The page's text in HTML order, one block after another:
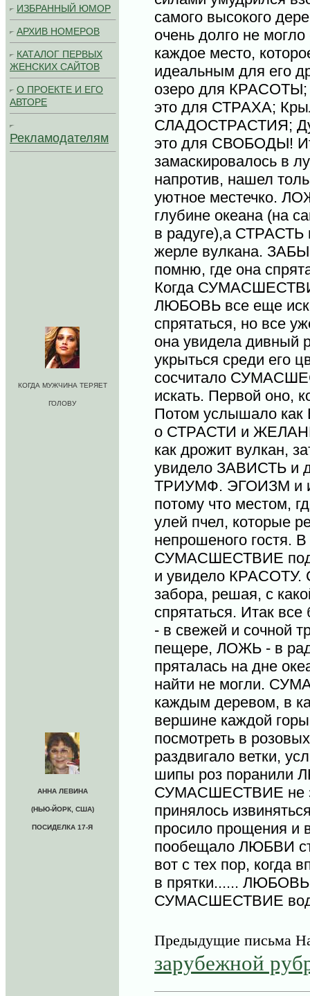
ИЗБРАННЫЙ ЮМОР
АРХИВ НОМЕРОВ
КАТАЛОГ ПЕРВЫХ
ЖЕНСКИХ САЙТОВ
О ПРОЕКТЕ И ЕГО
АВТОРЕ
Рекламодателям
КОГДА МУЖЧИНА ТЕРЯЕТ
ГОЛОВУ
АННА ЛЕВИНА
(НЬЮ-ЙОРК, США)
ПОСИДЕЛКА 17-Я
самого высокого
очень долго не могло
каждое место,
идеальным для его
озеро для КРАСОТЫ;
это для СТРАХА;
СЛАДОСТРАСТИЯ;
это для СВОБОДЫ!
замаскировалось в
напротив, нашел
уютное местечко.
глубине океана (на
в радуге),а
жерле вулкана.
помню, где она
Когда
ЛЮБОВЬ все еще
спрятаться, но все
она увидела дивный
укрыться среди его
сосчитало
искать. Первой оно,
Потом услышало как
о СТРАСТИ и
как дрожит
увидело ЗАВИСТЬ и
ТРИУМФ. ЭГОИЗМ и
потому что местом,
улей пчел, которые
непрошеного гостя. В
СУМАСШЕСТВИЕ
и увидело
забора, решая, с
спрятаться. Итак
- в свежей и сочной
пещере, ЛОЖЬ - в
пряталась на дне
найти не могли.
каждым деревом, в
вершине каждой
посмотреть в
раздвигало ветки,
шипы роз поранили
СУМАСШЕСТВИЕ не
принялось
просило прощения и
пообещало ЛЮБВИ
вот с тех пор, когда
в прятки...... ЛЮБОВЬ
СУМАСШЕСТВИЕ
Предыдущие письма
зарубежной